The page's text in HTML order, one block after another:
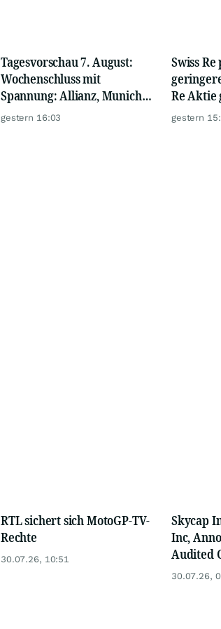
Tagesvorschau 7. August:
Wochenschluss mit
Spannung: Allianz, Munich
Re und der US-Jobsbericht
gestern 16:03
Swiss
Re Aktie
stärkt
gestern
RTL sichert sich MotoGP-TV-
Rechte
30.07.26, 10:51
Skycap
Inc,
Audited
Financial
30.07.26,